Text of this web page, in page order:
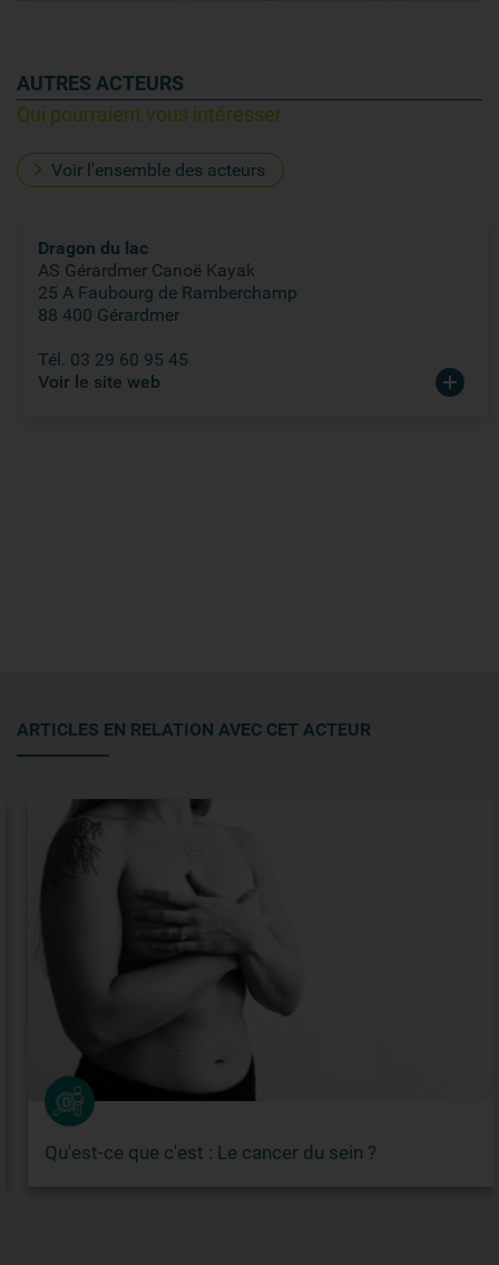
AUTRES ACTEURS
Qui pourraient vous intéresser
Voir l'ensemble des acteurs
Dragon du lac
AS Gérardmer Canoë Kayak
25 A Faubourg de Ramberchamp
88 400 Gérardmer
Tél. 03 29 60 95 45
Voir le site web
ARTICLES EN RELATION AVEC CET ACTEUR
Qu'est-ce que c'est : Le cancer du sein ?